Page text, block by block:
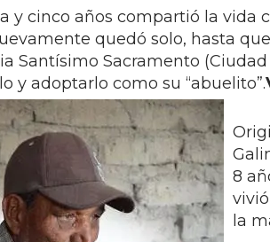
y cinco años compartió la vida
quedó solo, hasta
Santísimo Sacramento
y adoptarlo como su “abuelito”.
8
la